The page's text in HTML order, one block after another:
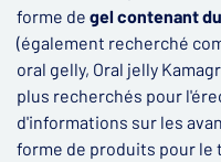
forme de gel contenant
(également recherché
oral gelly, Oral jelly
plus recherchés pour
d'informations sur les
forme de produits pour